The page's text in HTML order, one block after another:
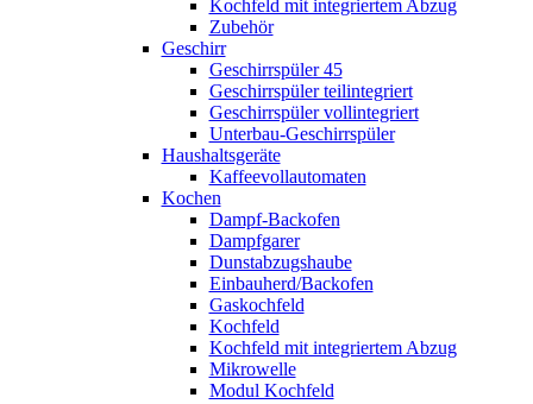
Kochfeld mit integriertem Abzug
Zubehör
Geschirr
Geschirrspüler 45
Geschirrspüler teilintegriert
Geschirrspüler vollintegriert
Unterbau-Geschirrspüler
Haushaltsgeräte
Kaffeevollautomaten
Kochen
Dampf-Backofen
Dampfgarer
Dunstabzugshaube
Einbauherd/Backofen
Gaskochfeld
Kochfeld
Kochfeld mit integriertem Abzug
Mikrowelle
Modul Kochfeld